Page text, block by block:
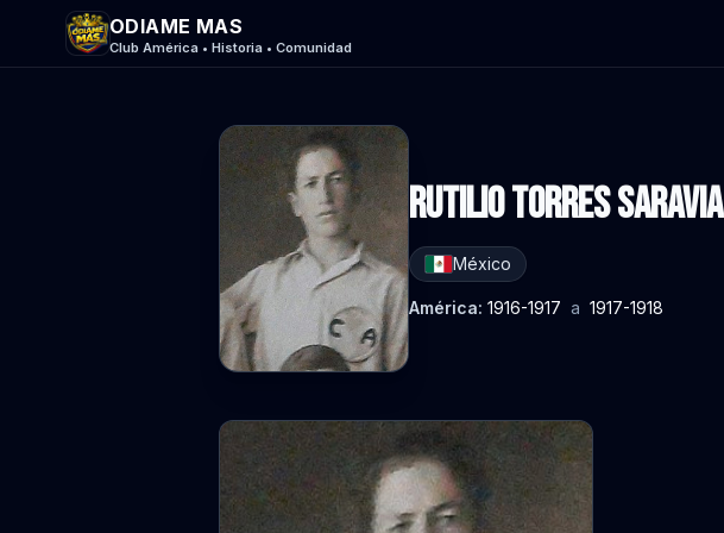
ODIAME MAS
Club América • Historia • Comunidad
Rutilio Torres Saravia
México
América: 1916-1917 a 1917-1918